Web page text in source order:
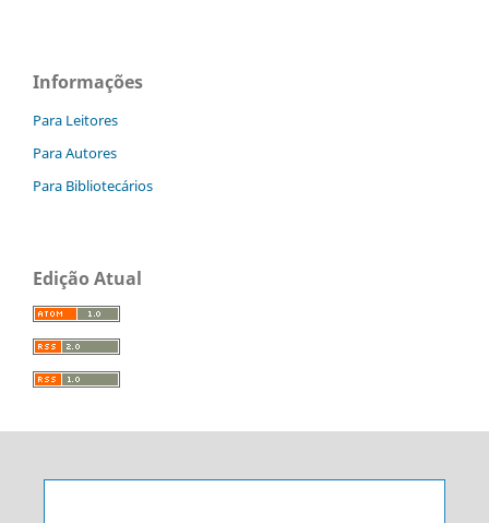
Informações
Para Leitores
Para Autores
Para Bibliotecários
Edição Atual